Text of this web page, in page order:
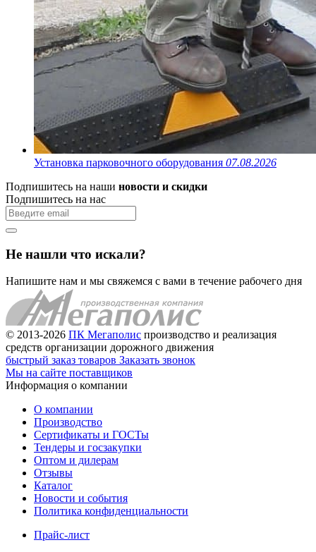
Установка парковочного оборудования 07.08.2026
Подпишитесь на наши новости и скидки
Подпишитесь на нас
Не нашли что искали?
Напишите нам и мы свяжемся с вами в течение рабочего дня
© 2013-2026 ПК Мегаполис производство и реализация
средств организации дорожного движения
быстрый заказ товаров Заказать звонок
Мы на сайте поставщиков
Информация о компании
О компании
Производство
Сертификаты и ГОСТы
Тендеры и госзакупки
Оптом и дилерам
Отзывы
Каталог
Новости и события
Политика конфиденциальности
Прайс-лист